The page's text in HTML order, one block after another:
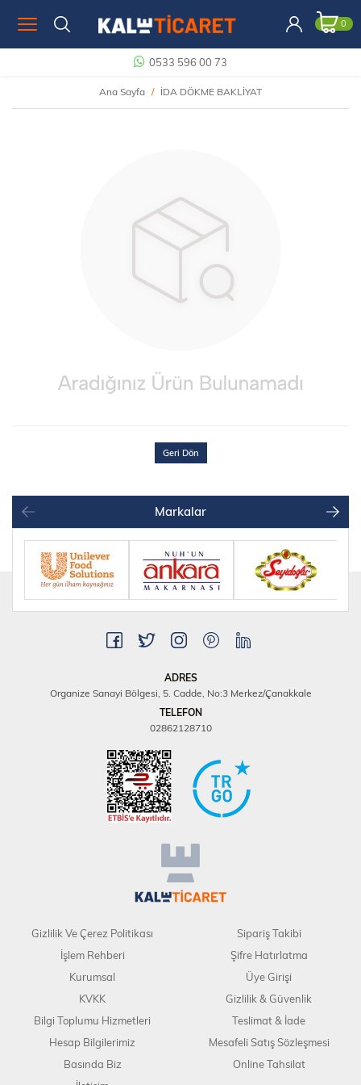
0
0533 596 00 73
Ana Sayfa İDA DÖKME BAKLİYAT
Geri Dön
Markalar
ADRES
Organize Sanayi Bölgesi, 5. Cadde, No:3 Merkez/Çanakkale
TELEFON
02862128710
Gizlilik Ve Çerez Politikası
İşlem Rehberi
Kurumsal
KVKK
Bilgi Toplumu Hizmetleri
Hesap Bilgilerimiz
Basında Biz
Sipariş Takibi
Şifre Hatırlatma
Üye Girişi
Gizlilik & Güvenlik
Teslimat & İade
Mesafeli Satış Sözleşmesi
Online Tahsilat